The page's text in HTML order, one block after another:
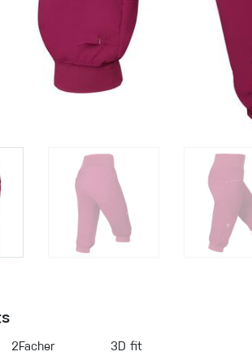
2Facher
3D fit